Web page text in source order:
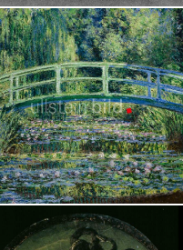
Nude Art
Granger Collection
Claude Monet
Granger Collection